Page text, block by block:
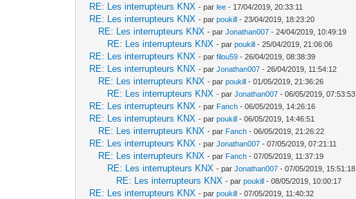
RE: Les interrupteurs KNX - parlee - 17/04/2019, 20:33:11
RE: Les interrupteurs KNX - parpoukill - 23/04/2019, 18:23:20
RE: Les interrupteurs KNX - parJonathan007 - 24/04/2019, 10:49:19
RE: Les interrupteurs KNX - parpoukill - 25/04/2019, 21:06:06
RE: Les interrupteurs KNX - parfilou59 - 26/04/2019, 08:38:39
RE: Les interrupteurs KNX - parJonathan007 - 26/04/2019, 11:54:12
RE: Les interrupteurs KNX - parpoukill - 01/05/2019, 21:36:26
RE: Les interrupteurs KNX - parJonathan007 - 06/05/2019, 07:53:53
RE: Les interrupteurs KNX - par Fanch - 06/05/2019, 14:26:16
RE: Les interrupteurs KNX - parpoukill - 06/05/2019, 14:46:51
RE: Les interrupteurs KNX - par Fanch - 06/05/2019, 21:26:22
RE: Les interrupteurs KNX - parJonathan007 - 07/05/2019, 07:21:11
RE: Les interrupteurs KNX - par Fanch - 07/05/2019, 11:37:19
RE: Les interrupteurs KNX - parJonathan007 - 07/05/2019, 15:51:18
RE: Les interrupteurs KNX - parpoukill - 08/05/2019, 10:00:17
RE: Les interrupteurs KNX - parpoukill - 07/05/2019, 11:40:32